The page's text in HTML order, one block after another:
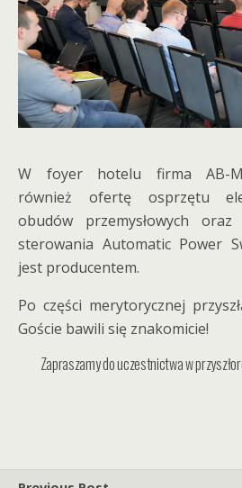
W foyer hotelu firma AB-
również ofertę osprzętu
obudów przemysłowych
sterowania Automatic Power
jest producentem.
Po części merytorycznej
Goście bawili się znakomicie!
Zapraszamy do uczestnictwa w